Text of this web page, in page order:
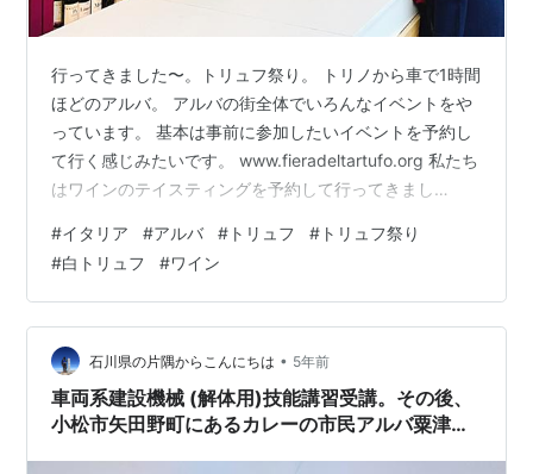
行ってきました〜。トリュフ祭り。 トリノから車で1時間
ほどのアルバ。 アルバの街全体でいろんなイベントをや
っています。 基本は事前に参加したいイベントを予約し
て行く感じみたいです。 www.fieradeltartufo.org 私たち
はワインのテイスティングを予約して行ってきまし
ティングはグラス付き2杯で9.17ユーロです。 なんか諏訪
の飲み歩きを思い出しましたw
https://nomiaruki.com/tour/ テイスティングでは1杯目は
バローロとバルバレスコ、2杯目はドルチェットとバルベ
ーラのワインをいただきました〜。ワインは全…
#イタリア #アルバ # トリュフ # トリュフ祭り
#白トリュフ #ワイン
石川県の片隅からこんにちは • 5年前
車両系建設機械 (解体用)技能講習受講。その後、
小松市矢田野町にあるカレーの市民アルバ粟津店